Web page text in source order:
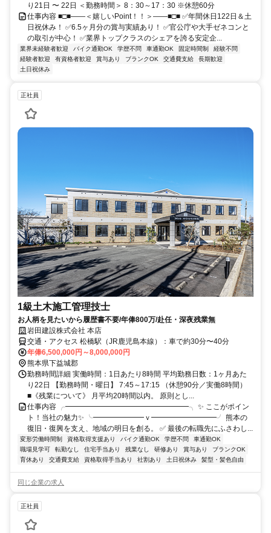
り21日 〜 22日 ＜勤務時間＞ 8：30～17：30 ※休憩60分
仕事内容 ■□■――＜嬉しいPoint！！＞――■□■ ✅年間休日122日＆土
日祝休み！ ✅6.5ヶ月分の賞与実績あり！ ✅官公庁や大手ゼネコンと
の取引が中心！ ✅業界トップクラスのシェアを誇る安定企...
業界未経験者歓迎 バイク通勤OK 学歴不問 車通勤OK 固定時間制
経験不問
経験者歓迎
有資格者歓迎 賞与あり ブランクOK 交通費支給
長期歓迎
土日祝休み
正社員
1級土木施工管理技士
お人柄を見たいから履歴書不要/年俸800万/赴任・深夜残業無
岩田建設株式会社 本店
交通・アクセス 松橋駅（JR鹿児島本線）：車で約30分〜40分
年俸6,500,000円～8,000,000円
熊本県下益城郡
勤務時間詳細 実働時間：1日あたり8時間 平均勤務日数：1ヶ月あた
り22日 【勤務時間・曜日】 7:45～17:15 （休憩90分／実働8時間）
■《残業について》 月平均20時間以内。 原則とし...
仕事内容 ╭━━━━━━━━━━━━━━━━━╮ ✨ ここがポイン
ト！当社の魅力✨ ╰━━━━━━━ｖ━━━━━━━━━╯ 熊本の
復旧・復興を支え、地域の明日を創る。 ✅ 最後の転職先にふさわし...
変形労働時間制 資格取得支援あり バイク通勤OK 学歴不問
車通勤OK
職場見学可
転勤なし 住宅手当あり 残業なし 研修あり 賞与あり
ブランクOK
育休あり
交通費支給 資格取得手当あり 社割あり 土日祝休み 髪型・髪色自由
同じ企業の求人
正社員